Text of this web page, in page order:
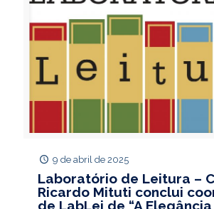
9 de abril de 2025
Laboratório de Leitura –
Ricardo Mituti conclui
de LabLei de “A